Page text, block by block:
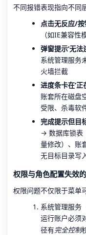
不同报错表现指向不同
点击无反应/
（如IE兼容性
弹窗提示‘无法
系统管理服务
火墙拦截
进度条卡在‘正
账套所在磁盘
受限、杀毒软
完成提示但目
→ 数据库锁表
量修改）、账
无目标目录写
权限与角色配置失效
权限问题不仅限于菜单
系统管理服务
运行账户必须
径有完全控制